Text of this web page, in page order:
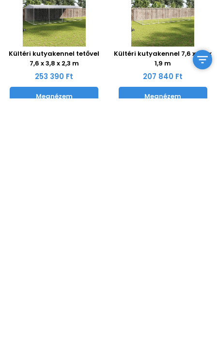
Kültéri kutyakennel tetővel
7,6 x 3,8 x 2,3 m
253 390 Ft
Megnézem
Kültéri kutyakennel 7,6 x 3,8 x
1,9 m
207 840 Ft
Megnézem